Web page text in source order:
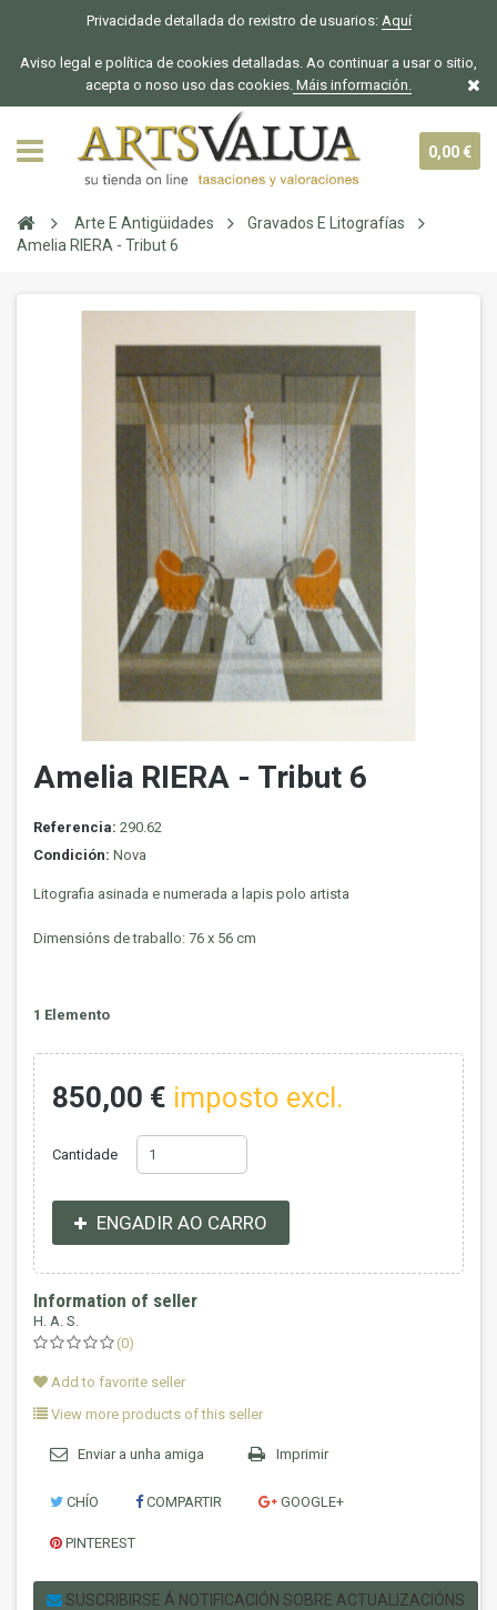
Privacidade detallada do rexistro de usuarios: Aquí
Aviso legal e política de cookies detalladas. Ao continuar a usar o sitio,
acepta o noso uso das cookies. Máis información.
0,00 €
Arte E Antigüidades
Gravados E Litografías
Amelia RIERA - Tribut 6
Amelia RIERA - Tribut 6
Referencia: 290.62
Condición: Nova
Litografia asinada e numerada a lapis polo artista
Dimensións de traballo: 76 x 56 cm
1 Elemento
850,00 € imposto excl.
Cantidade
ENGADIR AO CARRO
Information of seller
H. A. S.
(0)
Add to favorite seller
View more products of this seller
Enviar a unha amiga Imprimir
CHÍO COMPARTIR GOOGLE+
PINTEREST
SUSCRIBIRSE Á NOTIFICACIÓN SOBRE ACTUALIZACIÓNS